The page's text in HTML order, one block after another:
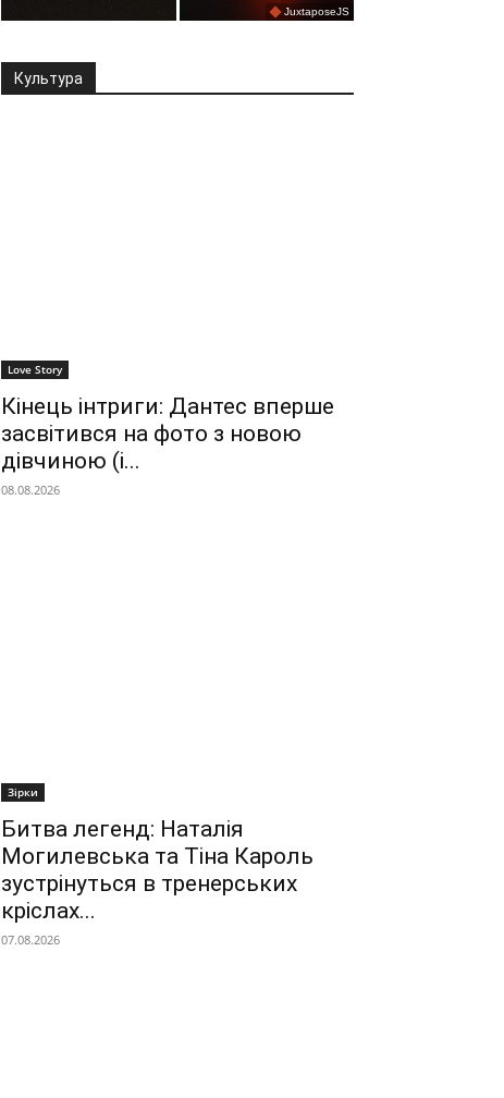
Культура
Love Story
Кінець інтриги: Дантес вперше
засвітився на фото з новою
дівчиною (і...
08.08.2026
Зірки
Битва легенд: Наталія
Могилевська та Тіна Кароль
зустрінуться в тренерських
кріслах...
07.08.2026